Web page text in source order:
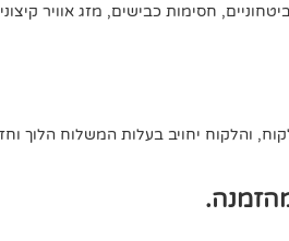
חסימות כבישים, מזג אוויר
והלקוח יחויב בעלות המשלוח הלוך